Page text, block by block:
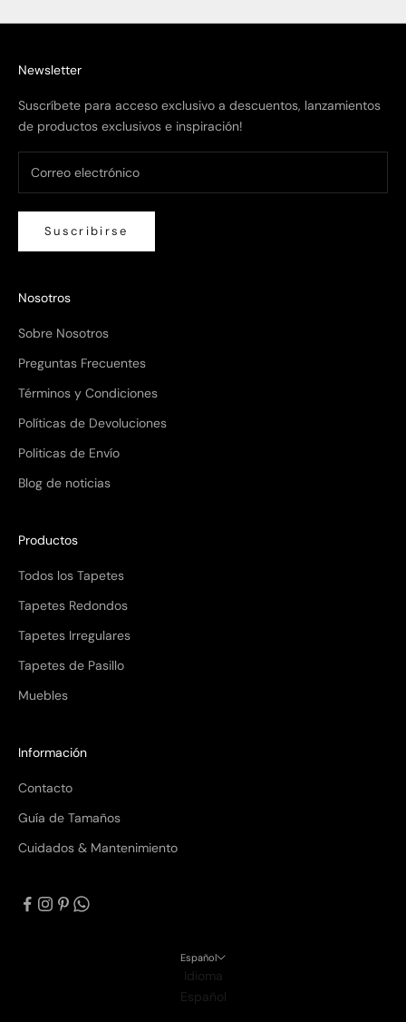
Newsletter
Suscríbete para acceso exclusivo a descuentos, lanzamientos
de productos exclusivos e inspiración!
Suscribirse
Nosotros
Sobre Nosotros
Preguntas Frecuentes
Términos y Condiciones
Políticas de Devoluciones
Politicas de Envío
Blog de noticias
Productos
Todos los Tapetes
Tapetes Redondos
Tapetes Irregulares
Tapetes de Pasillo
Muebles
Información
Contacto
Guía de Tamaños
Cuidados & Mantenimiento
Español
Idioma
Español